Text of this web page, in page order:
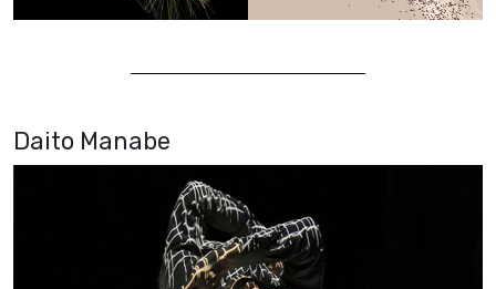
Daito Manabe